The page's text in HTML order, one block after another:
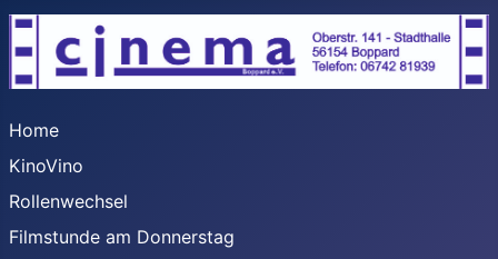
Home
KinoVino
Rollenwechsel
Filmstunde am Donnerstag